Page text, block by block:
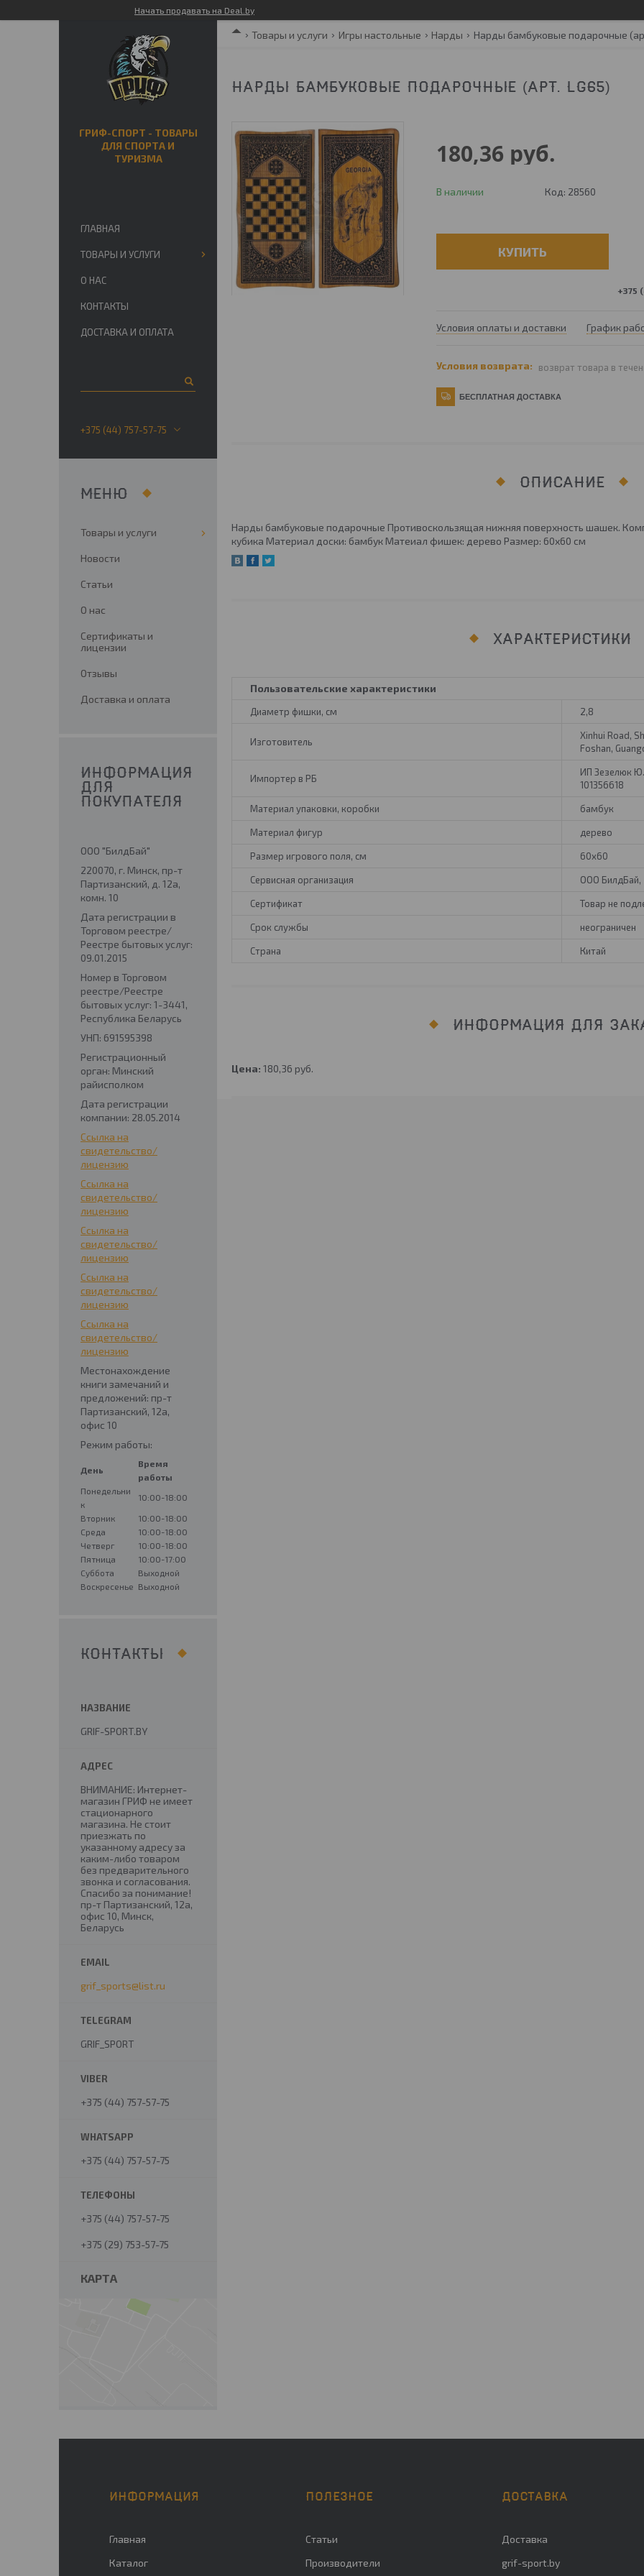
Начать продавать на Deal.by
Товары и услуги Игры настольные Нарды Нарды бамбуковые подарочные
НАРДЫ БАМБУКОВЫЕ ПОДАРОЧНЫЕ (АРТ. LG65)
180,36 руб.
В наличии Код: 28560
КУПИТЬ
+375
Условия оплаты и доставки График
возврат товара в
БЕСПЛАТНАЯ ДОСТАВКА
ОПИСАНИЕ
Нарды бамбуковые подарочные Противоскользящая нижняя поверхность шашек.
кубика Материал доски: бамбук Матеиал фишек: дерево Размер: 60х60 см
ХАРАКТЕРИСТИКИ
Пользовательские характеристики
Диаметр фишки, см 2,8
Изготовитель
Xinhui Road,
Foshan,
Импортер в РБ
ИП Зезелюк
101356618
Материал упаковки, коробки бамбук
Материал фигур дерево
Размер игрового поля, см 60х60
Сервисная организация ООО БилдБай,
Сертификат Товар не
Срок службы неограничен
Страна Китай
ИНФОРМАЦИЯ ДЛЯ
Цена: 180,36 руб.
ГРИФ-СПОРТ - ТОВАРЫ
ДЛЯ СПОРТА И
ТУРИЗМА
ГЛАВНАЯ
ТОВАРЫ И УСЛУГИ
О НАС
КОНТАКТЫ
ДОСТАВКА И ОПЛАТА
+375 (44) 757-57-75
Товары и услуги
Новости
Статьи
О нас
Сертификаты и
лицензии
Отзывы
Доставка и оплата
ИНФОРМАЦИЯ
ДЛЯ
ПОКУПАТЕЛЯ
ООО "БилдБай"
220070, г. Минск, пр-т
Партизанский, д. 12а,
комн. 10
Дата регистрации в
Торговом реестре/
Реестре бытовых услуг:
09.01.2015
Номер в Торговом
реестре/Реестре
бытовых услуг: 1-3441,
Республика Беларусь
УНП: 691595398
Регистрационный
орган: Минский
райисполком
Дата регистрации
компании: 28.05.2014
Ссылка на
свидетельство/
лицензию
Ссылка на
свидетельство/
лицензию
Ссылка на
свидетельство/
лицензию
Ссылка на
свидетельство/
лицензию
Ссылка на
свидетельство/
лицензию
Местонахождение
книги замечаний и
предложений: пр-т
Партизанский, 12а,
офис 10
Режим работы:
День
Время
работы
Понедельни
к
10:00-18:00
Вторник
10:00-18:00
Среда
10:00-18:00
Четверг
10:00-18:00
Пятница
10:00-17:00
Суббота
Выходной
Воскресенье Выходной
КОНТАКТЫ
GRIF-SPORT.BY
ВНИМАНИЕ: Интернет-
магазин ГРИФ не имеет
стационарного
магазина. Не стоит
приезжать по
указанному адресу за
каким-либо товаром
без предварительного
звонка и согласования.
Спасибо за понимание!
пр-т Партизанский, 12а,
офис 10, Минск,
Беларусь
grif_sports@list.ru
GRIF_SPORT
+375 (44) 757-57-75
+375 (44) 757-57-75
+375 (44) 757-57-75
+375 (29) 753-57-75
КАРТА
ИНФОРМАЦИЯ
Главная
Каталог
ПОЛЕЗНОЕ
Статьи
Производители
ДОСТАВКА
Доставка
grif-sport.by